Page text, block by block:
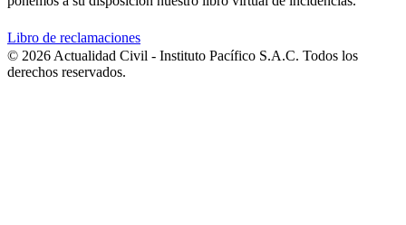
Libro de reclamaciones
© 2026 Actualidad Civil - Instituto Pacífico S.A.C. Todos los
derechos reservados.